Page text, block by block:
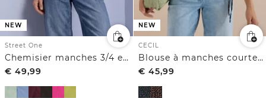
NEW
Street One
Chemisier manches 3/4 en velours côtelé texturé
€ 49,99
NEW
CECIL
Blouse à manches courtes et motif léopard
€ 45,99